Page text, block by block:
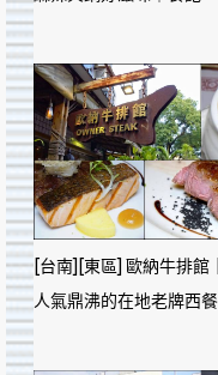
[台南][東區] 歐納牛排館
人氣鼎沸的在地老牌西